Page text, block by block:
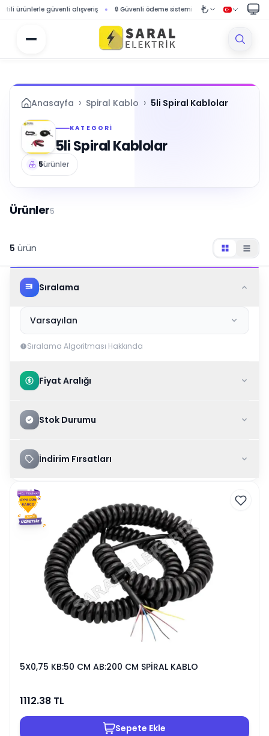
güvenli alışveriş 🔒 Güvenli ödeme sistemi ile korumalı alışveriş 🚚
Anasayfa › Spiral Kablo › 5li Spiral Kablolar
KATEGORI
5li Spiral Kablolar
5ürünler
Ürünler5
5 ürün
Sıralama
Varsayılan
Sıralama Algoritması Hakkında
Fiyat Aralığı
Stok Durumu
İndirim Fırsatları
5X0,75 KB:50 CM AB:200 CM SPİRAL KABLO
1112.38 TL
Sepete Ekle